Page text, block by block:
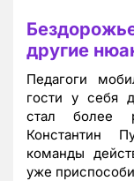
другие
Педагоги
гости у себя
стал более
Константин
команды
уже